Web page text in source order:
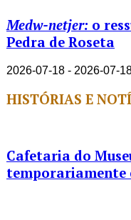
Medw-netjer: o
Pedra de Roseta
2026-07-18 - 2026-07-
HISTÓRIAS E
Cafetaria do
temporariamente